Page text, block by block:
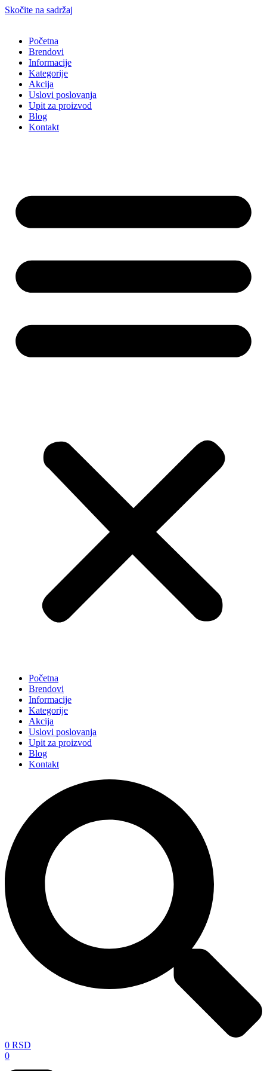
Skočite na sadržaj
Početna
Brendovi
Informacije
Kategorije
Akcija
Uslovi poslovanja
Upit za proizvod
Blog
Kontakt
Početna
Brendovi
Informacije
Kategorije
Akcija
Uslovi poslovanja
Upit za proizvod
Blog
Kontakt
0 RSD
0